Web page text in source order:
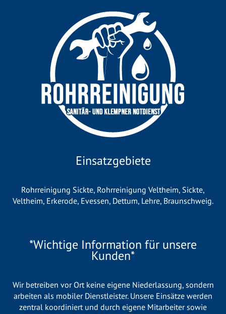
Einsatzgebiete
Rohrreinigung Sickte, Rohrreinigung Veltheim, Sickte,
Veltheim, Erkerode, Evessen, Dettum, Lehre, Braunschweig.
*Wichtige Information für unsere
Kunden*
Wir betreiben vor Ort keine eigene Niederlassung, sondern
arbeiten als mobiler Dienstleister. Unsere Einsätze werden
zentral koordiniert und durch eigene Mitarbeiter sowie